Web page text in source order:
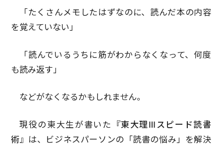
「たくさんメモしたはずなのに、読んだ本の内容
を覚えていない」
「読んでいるうちに筋がわからなくなって、何度
も読み返す」
などがなくなるかもしれません。
現役の東大生が書いた
『東大理Ⅲスピード読書
術』 は、ビジネスパーソンの「読書の悩み」を解決